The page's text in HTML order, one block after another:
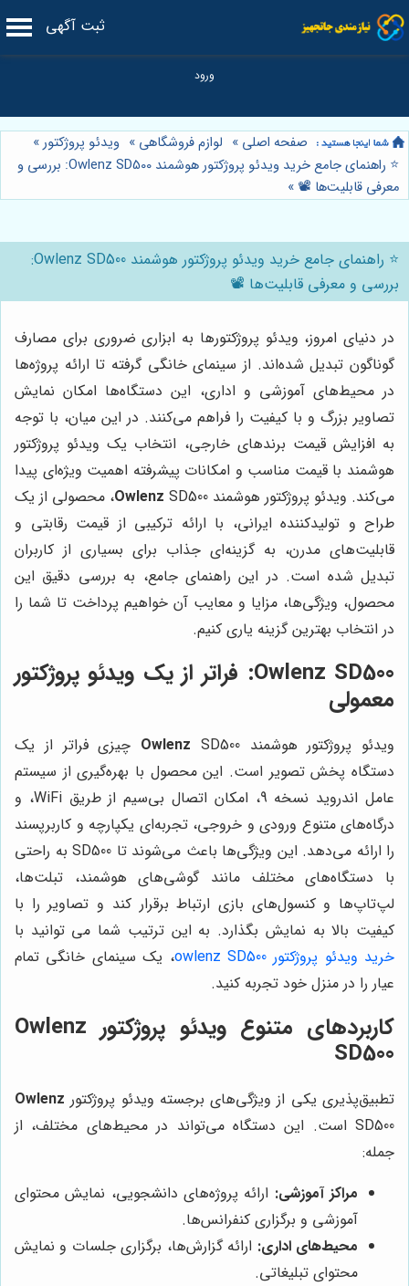
ثبت آگهی
صفحه اصلی » لوازم فروشگاهی » ویدئو پروژکتور»
⭐️ راهنمای جامع خرید ویدئو پروژکتور هوشمند Owlenz SD500: بررسی و
معرفی قابلیت‌ها 📽️ »
⭐️ راهنمای جامع خرید ویدئو پروژکتور هوشمند Owlenz SD500:
بررسی و معرفی قابلیت‌ها 📽️
در دنیای امروز، ویدئو پروژکتورها به ابزاری ضروری برای مصارف
گوناگون تبدیل شده‌اند. از سینمای خانگی گرفته تا ارائه پروژه‌ها
در محیط‌های آموزشی و اداری، این دستگاه‌ها امکان نمایش
تصاویر بزرگ و با کیفیت را فراهم می‌کنند. در این میان، با توجه
به افزایش قیمت برندهای خارجی، انتخاب یک ویدئو پروژکتور
هوشمند با قیمت مناسب و امکانات پیشرفته اهمیت ویژه‌ای پیدا
می‌کند. ویدئو پروژکتور هوشمند
OwlenzSD500، محصولی از یک
طراح و تولیدکننده ایرانی، با ارائه ترکیبی از قیمت رقابتی و
قابلیت‌های مدرن، به گزینه‌ای جذاب برای بسیاری از کاربران
تبدیل شده است. در این راهنمای جامع، به بررسی دقیق این
محصول، ویژگی‌ها، مزایا و معایب آن خواهیم پرداخت تا شما را
در انتخاب بهترین گزینه یاری کنیم.
Owlenz SD500: فراتر از یک ویدئو پروژکتور
معمولی
ویدئو پروژکتور هوشمند Owlenz SD500 چیزی فراتر از یک
دستگاه پخش تصویر است. این محصول با بهره‌گیری از سیستم
عامل اندروید نسخه 9، امکان اتصال بی‌سیم از طریق WiFi، و
درگاه‌های متنوع ورودی و خروجی، تجربه‌ای یکپارچه و کاربرپسند
را ارائه می‌دهد. این ویژگی‌ها باعث می‌شوند تا SD500 به راحتی
با دستگاه‌های مختلف مانند گوشی‌های هوشمند، تبلت‌ها،
لپ‌تاپ‌ها و کنسول‌های بازی ارتباط برقرار کند و تصاویر را با
کیفیت بالا به نمایش بگذارد. به این ترتیب شما می توانید با
خرید ویدئو پروژکتور owlenz SD500
، یک سینمای خانگی تمام
عیار را در منزل خود تجربه کنید.
کاربردهای متنوع ویدئو پروژکتور Owlenz
SD500
تطبیق‌پذیری یکی از ویژگی‌های برجسته ویدئو پروژکتور Owlenz
SD500 است. این دستگاه می‌تواند در محیط‌های مختلف، از
جمله:
مراکز آموزشی: ارائه پروژه‌های دانشجویی، نمایش محتوای
آموزشی و برگزاری کنفرانس‌ها.
محیط‌های اداری: ارائه گزارش‌ها، برگزاری جلسات و نمایش
محتوای تبلیغاتی.